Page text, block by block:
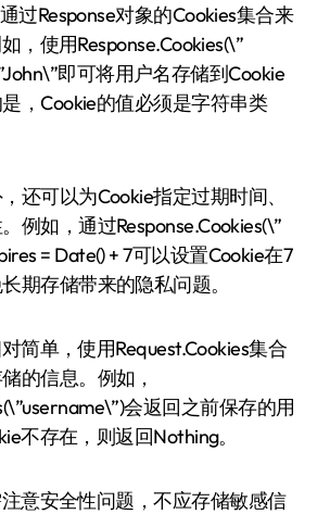
过Response对象的Cookies集合来
，使用Response.Cookies(\”
即可将用户名存储到Cookie
，Cookie的值必须是字符串类
还可以为Cookie指定过期时间、
例如，通过Response.Cookies(\”
= Date() + 7可以设置Cookie在7
期存储带来的隐私问题。
简单，使用Request.Cookies集合
的信息。例如，
会返回之前保存的用
不存在，则返回Nothing。
意安全性问题，不应存储敏感信